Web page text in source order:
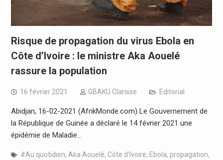
Risque de propagation du virus Ebola en
Côte d’Ivoire : le ministre Aka Aouelé
rassure la population
16 février 2021 GBAKU Clarisse Editorial
Abidjan, 16-02-2021 (AfrikMonde.com) Le Gouvernement de
la République de Guinée a déclaré le 14 février 2021 une
épidémie de Maladie…
#Au quotidien, Aka Aouelé, Côte d'Ivoire, Ebola, propagation,